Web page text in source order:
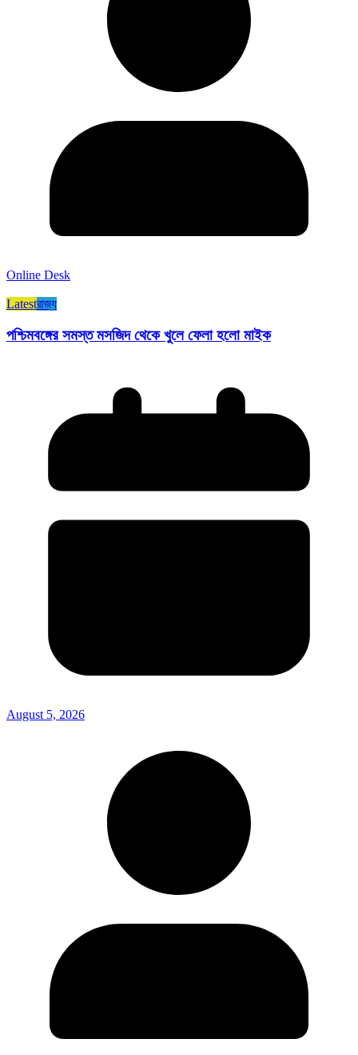
Online Desk
Latestরাজ্য​
পশ্চিমবঙ্গের সমস্ত মসজিদ থেকে খুলে ফেলা হলো মাইক
August 5, 2026